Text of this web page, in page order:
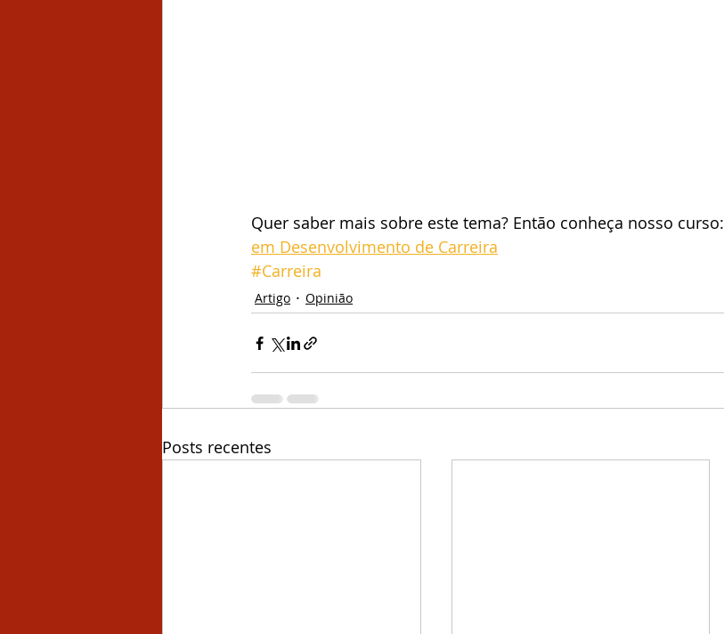
Quer saber mais sobre este tema? Então conheça nosso curso:
em Desenvolvimento de Carreira
#Carreira
Artigo Opinião
Posts recentes